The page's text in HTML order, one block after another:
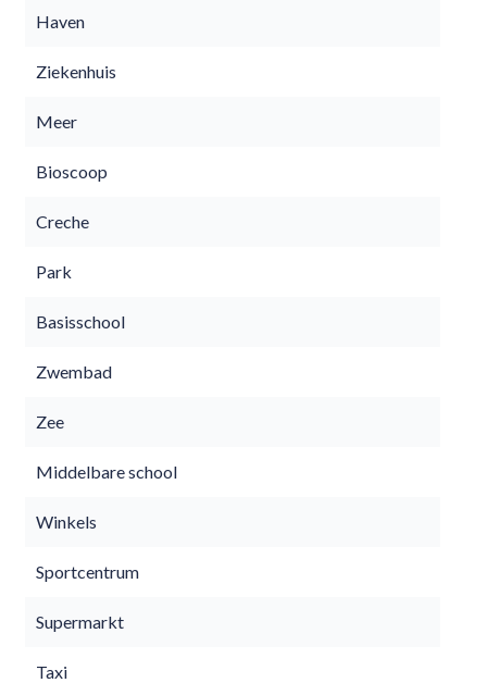
Haven
Ziekenhuis
Meer
Bioscoop
Creche
Park
Basisschool
Zwembad
Zee
Middelbare school
Winkels
Sportcentrum
Supermarkt
Taxi